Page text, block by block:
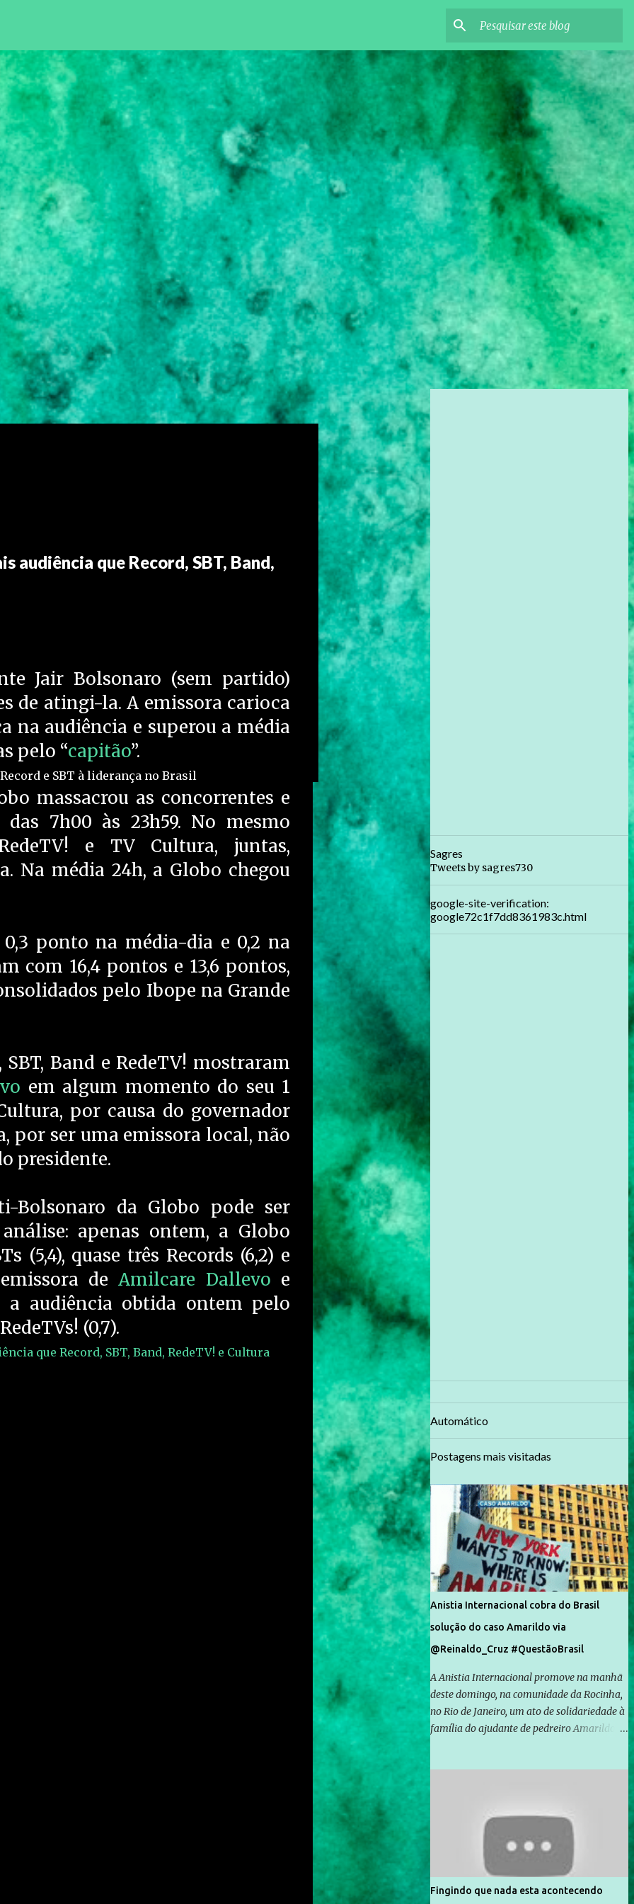
audiência que Record, SBT, Band,
Jair Bolsonaro (sem partido)
de atingi-la. A emissora carioca
na audiência e superou a média
pelo “capitão”.
massacrou as concorrentes e
7h00 às 23h59. No mesmo
e TV Cultura, juntas,
Na média 24h, a Globo chegou
ponto na média-dia e 0,2 na
com 16,4 pontos e 13,6 pontos,
pelo Ibope na Grande
Band e RedeTV! mostraram
em algum momento do seu 1
por causa do governador
por ser uma emissora local, não
presidente.
Bolsonaro da Globo pode ser
apenas ontem, a Globo
(5,4), quase três Records (6,2) e
deAmilcare Dallevo e
audiência obtida ontem pelo
(0,7).
que Record, SBT, Band, RedeTV! e Cultura
Sagres
Tweets by sagres730
google-site-verification:
google72c1f7dd8361983c.html
Automático
Postagens mais visitadas
Anistia Internacional cobra do Brasil
solução do caso Amarildo via
@Reinaldo_Cruz #QuestãoBrasil
A Anistia Internacional promove na manhã
deste domingo, na comunidade da Rocinha,
no Rio de Janeiro, um ato de solidariedade à
família do ajudante de pedreiro Amarildo de
Rocinha. A assessora de Direitos Humanos
da Anistia Internacional, Renata Neder, disse
à Agência Brasil que ações e atividades de
mobilização são feitas normalmente pela
organização não governamental. As ações
de solidariedade são promovidas em apoio
Fingindo que nada esta acontecendo